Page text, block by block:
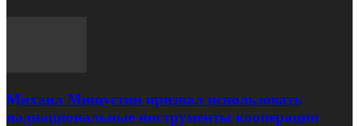
Михаил Мишустин призвал использовать
наднациональные инструменты кооперации